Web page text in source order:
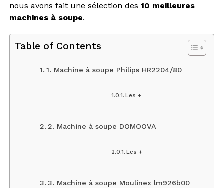
nous avons fait une sélection des 10 meilleures
machines à soupe.
Table of Contents
1. Machine à soupe Philips HR2204/80
Les +
2. Machine à soupe DOMOOVA
Les +
3. Machine à soupe Moulinex lm926b00